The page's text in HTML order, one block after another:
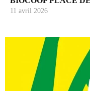
11 avril 2026